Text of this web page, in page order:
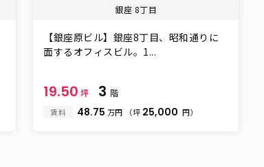
銀座 8丁目
【銀座原ビル】銀座8丁目、昭和通りに
面するオフィスビル。1...
19.50 坪 3 階
賃料 48.75 万円 （坪 25,000 円）